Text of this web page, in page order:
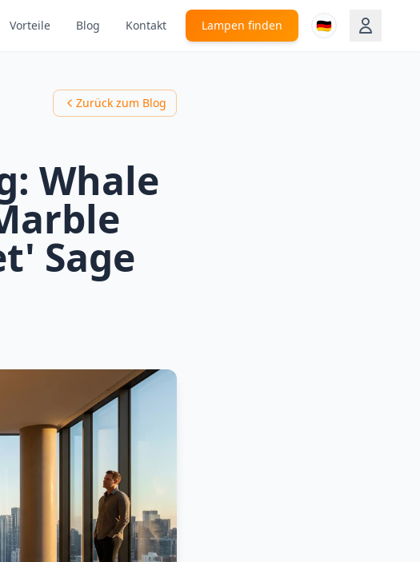
Vorteile Blog Kontakt Lampen finden 🇩🇪
Zurück zum Blog
Whale
Sage